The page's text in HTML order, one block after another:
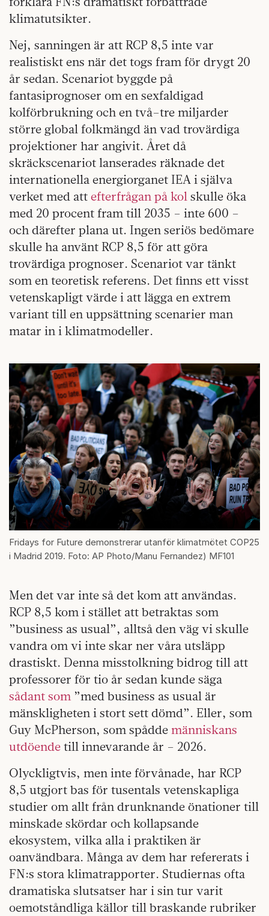
klimatutsikter.
Nej, sanningen är att RCP 8,5 inte var
realistiskt ens när det togs fram för drygt 20
år sedan. Scenariot byggde på
fantasiprognoser om en sexfaldigad
kolförbrukning och en två–tre miljarder
större global folkmängd än vad trovärdiga
projektioner har angivit. Året då
skräckscenariot lanserades räknade det
internationella energiorganet IEA i själva
verket med att efterfrågan på kol skulle öka
med 20 procent fram till 2035 – inte 600 –
och därefter plana ut. Ingen seriös bedömare
skulle ha använt RCP 8,5 för att göra
trovärdiga prognoser. Scenariot var tänkt
som en teoretisk referens. Det finns ett visst
vetenskapligt värde i att lägga en extrem
variant till en uppsättning scenarier man
matar in i klimatmodeller.
Fridays for Future demonstrerar utanför klimatmötet COP25
i Madrid 2019. Foto: AP Photo/Manu Fernandez) MF101
Men det var inte så det kom att användas.
RCP 8,5 kom i stället att betraktas som
”business as usual”, alltså den väg vi skulle
vandra om vi inte skar ner våra utsläpp
drastiskt. Denna misstolkning bidrog till att
professorer för tio år sedan kunde säga
sådant som”med business as usual är
mänskligheten i stort sett dömd”. Eller, som
Guy McPherson, som spådde människans
utdöende till innevarande år – 2026.
Olyckligtvis, men inte förvånade, har RCP
8,5 utgjort bas för tusentals vetenskapliga
studier om allt från drunknande önationer till
minskade skördar och kollapsande
ekosystem, vilka alla i praktiken är
oanvändbara. Många av dem har refererats i
FN:s stora klimatrapporter. Studiernas ofta
dramatiska slutsatser har i sin tur varit
oemotståndliga källor till braskande rubriker